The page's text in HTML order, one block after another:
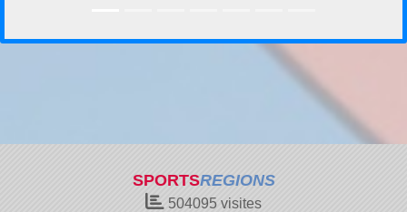
SPORTSREGIONS
504095 visites